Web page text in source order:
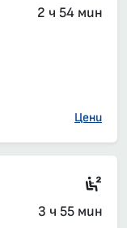
2 ч 54 мин
Цени
3 ч 55 мин